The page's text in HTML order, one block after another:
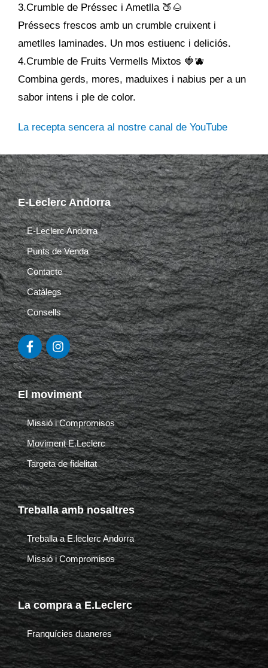
3.Crumble de Préssec i Ametlla 🍑🌰
Préssecs frescos amb un crumble cruixent i
ametlles laminades. Un mos estiuenc i deliciós.
4.Crumble de Fruits Vermells Mixtos 🍓🫐
Combina gerds, mores, maduixes i nabius per a un
sabor intens i ple de color.
La recepta sencera al nostre canal de YouTube
E-Leclerc Andorra
E-Leclerc Andorra
Punts de Venda
Contacte
Catàlegs
Consells
F
a
c
e
b
o
o
k
-
f
I
n
s
t
a
g
r
a
m
El moviment
Missió i Compromisos
Moviment E.Leclerc
Targeta de fidelitat
Treballa amb nosaltres
Treballa a E.leclerc Andorra
Missió i Compromisos
La compra a E.Leclerc
Franquícies duaneres